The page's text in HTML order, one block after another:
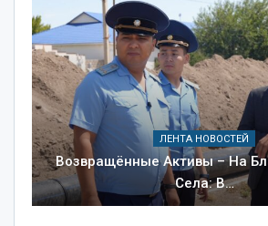
ЛЕНТА НОВОСТЕЙ
Возвращённые Активы – На
Села: В…